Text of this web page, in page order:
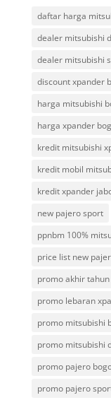
daftar harga
dealer mitsubishi
dealer mitsubishi
discount xpander
harga mitsubishi
harga xpander
kredit mitsubishi
kredit mobil
kredit xpander
new pajero sport
ppnbm 100%
price list new
promo akhir
promo lebaran
promo mitsubishi
promo mitsubishi
promo pajero
promo pajero